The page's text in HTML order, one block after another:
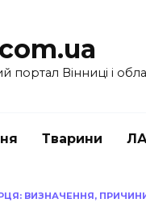
портал Вінниці і
Тварини
ВИЗНАЧЕННЯ,